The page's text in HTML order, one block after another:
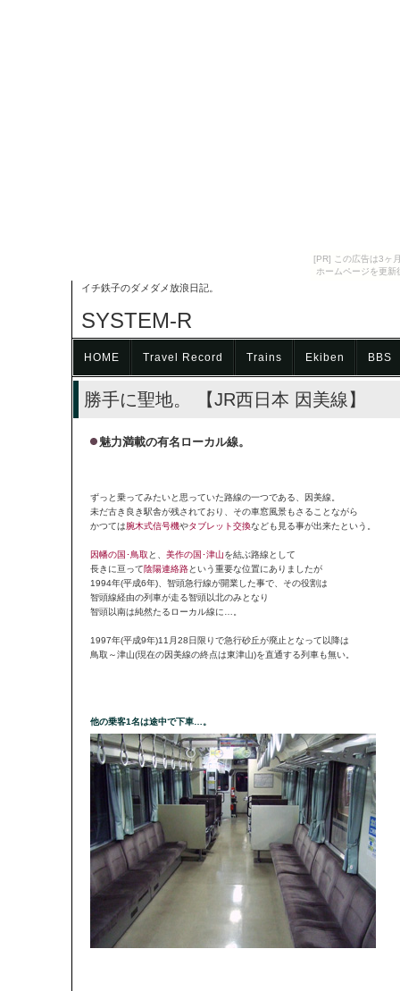
[PR] この広告は3ヶ
ホームページを更
イチ鉄子のダメダメ放浪日記。
SYSTEM-R
HOME Travel Record Trains Ekiben BBS
勝手に聖地。 【JR西日本 因美線】
魅力満載の有名ローカル線。
ずっと乗ってみたいと思っていた路線の一つである、因美線。
未だ古き良き駅舎が残されており、その車窓風景もさることながら
かつては腕木式信号機やタブレット交換なども見る事が出来たという。
因幡の国･鳥取 と、 美作の国･津山を結ぶ路線として
長きに亘って陰陽連絡路という重要な位置にありましたが
1994年(平成6年)、智頭急行線が開業した事で、その役割は
智頭線経由の列車が走る智頭以北のみとなり
智頭以南は純然たるローカル線に…。
1997年(平成9年)11月28日限りで急行砂丘が廃止となって以降は
鳥取～津山(現在の因美線の終点は東津山)を直通する列車も無い。
他の乗客1名は途中で下車…。